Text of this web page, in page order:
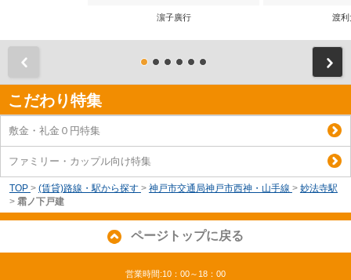
濵子廣行 渡利
こだわり特集
敷金・礼金０円特集
ファミリー・カップル向け特集
TOP > (賃貸)路線・駅から探す > 神戸市交通局神戸市西神・山手線 > 妙法寺駅
> 霜ノ下戸建
ページトップに戻る
営業時間:10：00～18：00